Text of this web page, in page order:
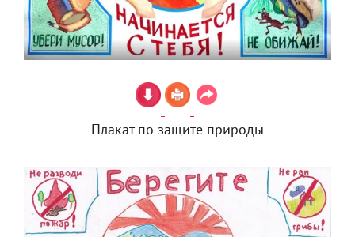
Плакат по защите природы